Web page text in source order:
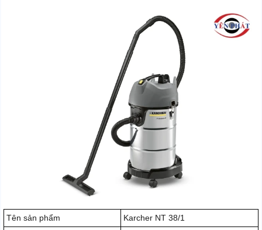
Tên sản phẩm
Karcher NT 38/1